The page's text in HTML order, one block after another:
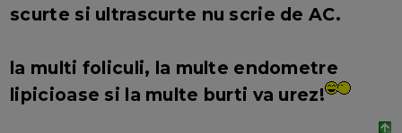
scurte si ultrascurte nu scrie de AC.
la multi foliculi, la multe endometre
lipicioase si la multe burti va urez!